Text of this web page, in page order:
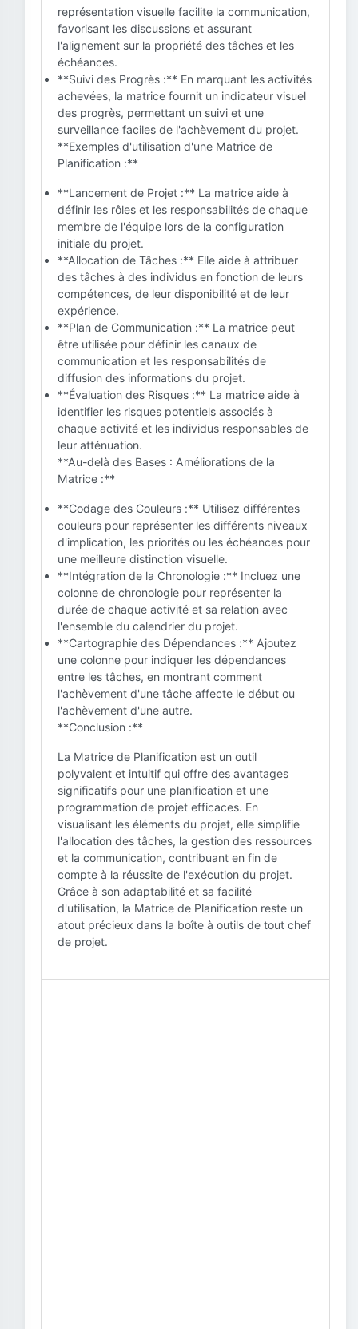
représentation visuelle facilite la communication,
favorisant les discussions et assurant
l'alignement sur la propriété des tâches et les
échéances.
**Suivi des Progrès :** En marquant les activités
achevées, la matrice fournit un indicateur visuel
des progrès, permettant un suivi et une
surveillance faciles de l'achèvement du projet.
**Exemples d'utilisation d'une Matrice de
Planification :**
**Lancement de Projet :** La matrice aide à
définir les rôles et les responsabilités de chaque
membre de l'équipe lors de la configuration
initiale du projet.
**Allocation de Tâches :** Elle aide à attribuer
des tâches à des individus en fonction de leurs
compétences, de leur disponibilité et de leur
expérience.
**Plan de Communication :** La matrice peut
être utilisée pour définir les canaux de
communication et les responsabilités de
diffusion des informations du projet.
**Évaluation des Risques :** La matrice aide à
identifier les risques potentiels associés à
chaque activité et les individus responsables de
leur atténuation.
**Au-delà des Bases : Améliorations de la
Matrice :**
**Codage des Couleurs :** Utilisez différentes
couleurs pour représenter les différents niveaux
d'implication, les priorités ou les échéances pour
une meilleure distinction visuelle.
**Intégration de la Chronologie :** Incluez une
colonne de chronologie pour représenter la
durée de chaque activité et sa relation avec
l'ensemble du calendrier du projet.
**Cartographie des Dépendances :** Ajoutez
une colonne pour indiquer les dépendances
entre les tâches, en montrant comment
l'achèvement d'une tâche affecte le début ou
l'achèvement d'une autre.
**Conclusion :**
La Matrice de Planification est un outil
polyvalent et intuitif qui offre des avantages
significatifs pour une planification et une
programmation de projet efficaces. En
visualisant les éléments du projet, elle simplifie
l'allocation des tâches, la gestion des ressources
et la communication, contribuant en fin de
compte à la réussite de l'exécution du projet.
Grâce à son adaptabilité et sa facilité
d'utilisation, la Matrice de Planification reste un
atout précieux dans la boîte à outils de tout chef
de projet.